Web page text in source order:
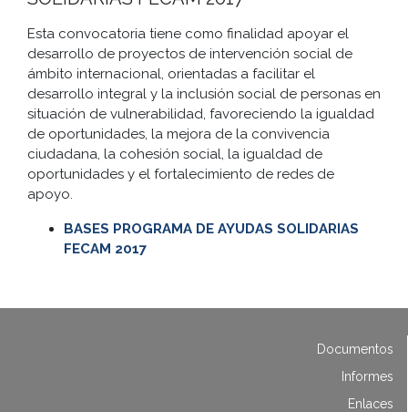
Esta convocatoria tiene como finalidad apoyar el
desarrollo de proyectos de intervención social de
ámbito internacional, orientadas a facilitar el
desarrollo integral y la inclusión social de personas en
situación de vulnerabilidad, favoreciendo la igualdad
de oportunidades, la mejora de la convivencia
ciudadana, la cohesión social, la igualdad de
oportunidades y el fortalecimiento de redes de
apoyo.
BASES PROGRAMA DE AYUDAS SOLIDARIAS
FECAM 2017
Documentos
Informes
Enlaces